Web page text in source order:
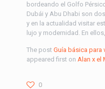
bordeando el Golfo
Dubái y Abu Dhabi son
y en la actualidad visitar
lujo y modernidad. En
The post Guía básica para
appeared first on Alan x el
0